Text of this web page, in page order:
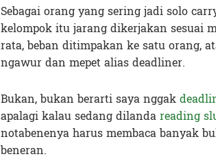
Sebagai orang yang sering jadi solo
kelompok itu jarang dikerjakan sesuai
rata, beban ditimpakan ke satu orang,
ngawur dan mepet alias deadliner.
Bukan, bukan berarti saya nggak
apalagi kalau sedang dilandareading
notabenenya harus membaca banyak
beneran.